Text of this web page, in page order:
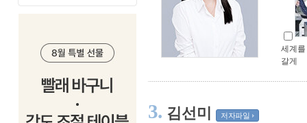
세계
갈게
3. 김선미 저자파일